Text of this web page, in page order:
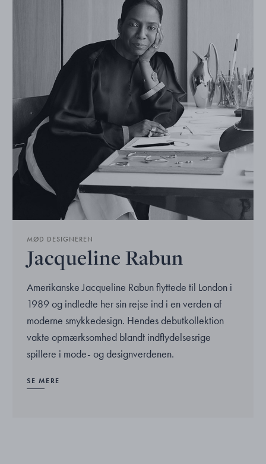
MØD DESIGNEREN
Jacqueline Rabun
Amerikanske Jacqueline Rabun flyttede til London i
1989 og indledte her sin rejse ind i en verden af
moderne smykkedesign. Hendes debutkollektion
vakte opmærksomhed blandt indflydelsesrige
spillere i mode- og designverdenen.
SE MERE